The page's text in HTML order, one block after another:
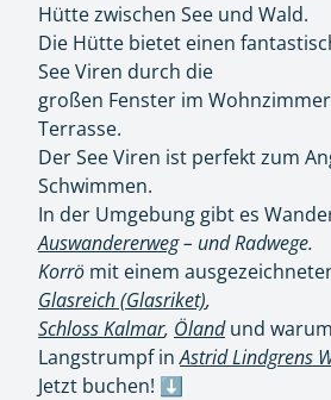
Hütte zwischen See und Wald.
Die Hütte bietet einen
See Viren durch die
großen Fenster im
Terrasse.
Der See Viren ist perfekt zum
Schwimmen.
In der Umgebung gibt es
Auswandererweg– und Radwege.
Korrö mit einem
Glasreich (Glasriket),
Schloss Kalmar, Ölandund
Langstrumpf inAstrid Lindgrens
Jetzt buchen! ⬇️